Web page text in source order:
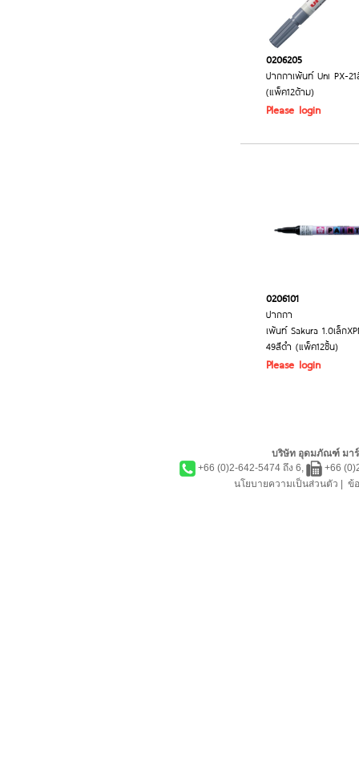
0206205
ปากกาเพ้นท์ Uni PX-21
(แพ็ค12ด้าม)
Please login
0206101
ปากกา
เพ้นท์ Sakura 1.0เล็ก
49สีดำ (แพ็ค12ชิ้น)
Please login
บริษัท อุดมภัณฑ์ มาร์
+66 (0)2-642-5474 ถึง 6,
+66
นโยบายความเป็นส่วนตัว
ข้